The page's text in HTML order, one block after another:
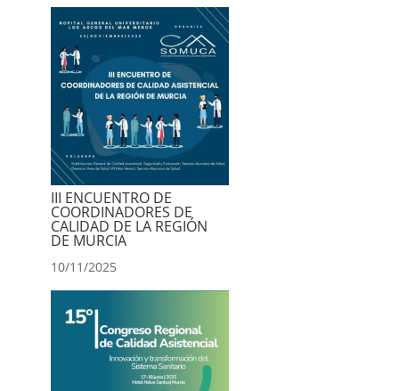
III ENCUENTRO DE
COORDINADORES DE
CALIDAD DE LA REGIÓN
DE MURCIA
10/11/2025